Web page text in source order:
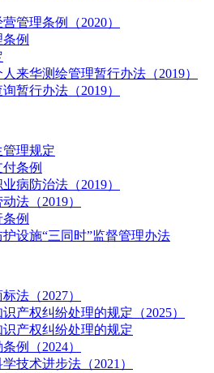
管理条例（2020）
例
来华测绘管理暂行办法（2019）
暂行办法（2019）
理规定
条例
病防治法（2019）
法（2019）
例
设施“三同时”监督管理办法
法（2027）
产权纠纷处理的规定（2025）
产权纠纷处理的规定
例（2024）
技术进步法（2021）